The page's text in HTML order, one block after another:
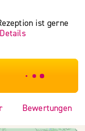
ist gerne
Details
***************
Bewertungen